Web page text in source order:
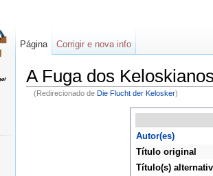
A Fuga dos
(Redirecionado de Die Flucht der Kelosker)
Autor(es)
Título original
Título(s)
Página Corrigir e nova info